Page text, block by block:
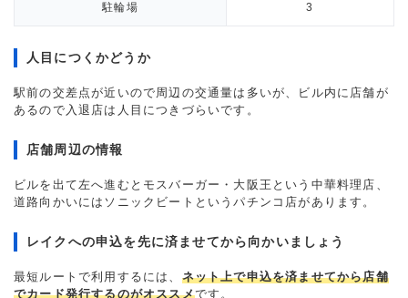
駐輪場 3
人目につくかどうか
駅前の交差点が近いので周辺の交通量は多いが、ビル内に店舗が
あるので入退店は人目につきづらいです。
店舗周辺の情報
ビルを出て左へ進むとモスバーガー・大阪王という中華料理店、
道路向かいにはソニックビートというパチンコ店があります。
レイクへの申込を先に済ませてから向かいましょう
最短ルートで利用するには、 ネット上で申込を済ませてから店舗
でカード発行するのがオススメです。